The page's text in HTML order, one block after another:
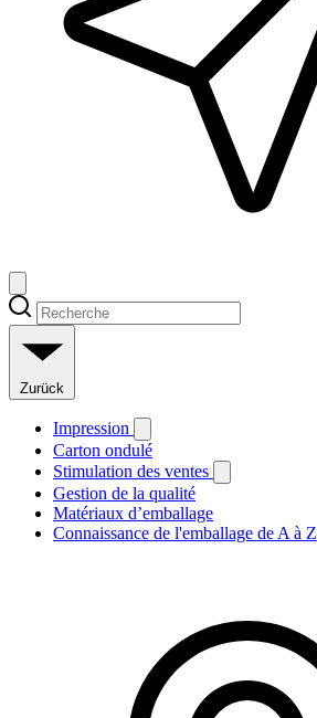
Zurück
Impression
Carton ondulé
Stimulation des ventes
Gestion de la qualité
Matériaux d’emballage
Connaissance de l'emballage de A à Z